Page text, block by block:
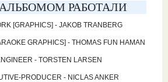
РАБОТАЛИ
[GRAPHICS] - JAKOB TRANBERG
GRAPHICS] - THOMAS FUN HAMAN
- TORSTEN LARSEN
PRODUCER - NICLAS ANKER